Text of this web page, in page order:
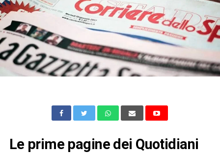
Le prime pagine dei Quotidiani